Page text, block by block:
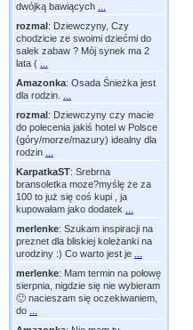
dwójką bawiących
rozmal: Dziewczyny, Czy
chodzicie ze swoimi dziećmi do
salek zabaw ? Mój synek ma 2
lata (
Amazonka: Osada Śnieżka jest
dla rodzin.
rozmal: Dziewczyny czy macie
do polecenia jakiś hotel w Polsce
(góry/morze/mazury) idealny dla
rodzin
KarpatkaST: Srebrna
bransoletka moze?myślę że za
100 to już się coś kupi , ja
kupowałam jako dodatek
merlenke: Szukam inspiracji na
preznet dla bliskiej koleżanki na
urodziny :) Co warto jest je
merlenke: Mam termin na połowę
sierpnia, nigdzie się nie wybieram
🙂 nacieszam się oczekiwaniem,
do